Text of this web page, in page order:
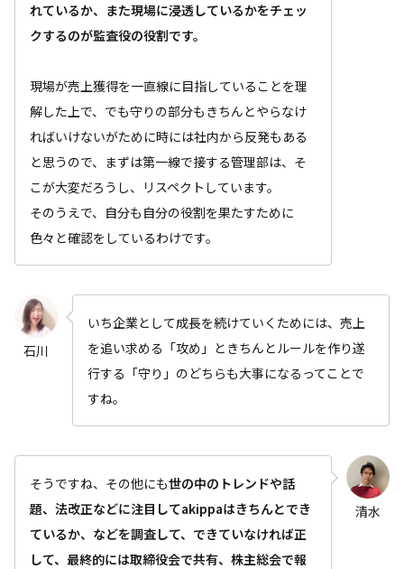
れているか、また現場に浸透しているかをチェッ
クするのが監査役の役割です。
現場が売上獲得を一直線に目指していることを理
解した上で、でも守りの部分もきちんとやらなけ
ればいけないがために時には社内から反発もある
と思うので、まずは第一線で接する管理部は、そ
こが大変だろうし、リスペクトしています。
そのうえで、自分も自分の役割を果たすために
色々と確認をしているわけです。
石川
いち企業として成長を続けていくためには、売上
を追い求める「攻め」ときちんとルールを作り遂
行する「守り」のどちらも大事になるってことで
すね。
そうですね、その他にも世の中のトレンドや話
題、法改正などに注目してakippaはきちんとでき
ているか、などを調査して、できていなければ正
して、最終的には取締役会で共有、株主総会で報
清水